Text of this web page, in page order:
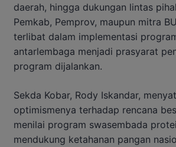
daerah, hingga dukungan lintas
Pemkab, Pemprov, maupun mitra
terlibat dalam implementasi
antarlembaga menjadi prasyarat
program dijalankan.
Sekda Kobar, Rody Iskandar,
optimismenya terhadap rencana
menilai program swasembada
mendukung ketahanan pangan